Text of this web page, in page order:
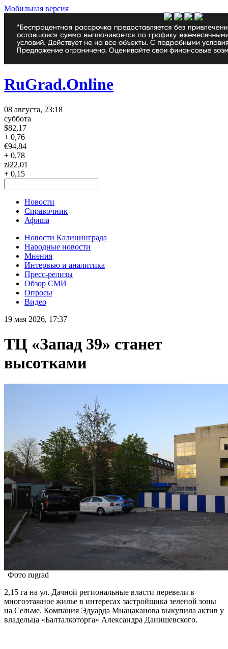
Мобильная версия
RuGrad.Online
08 августа, 23:18
суббота
$82,17
+ 0,76
€94,84
+ 0,78
zł22,01
+ 0,15
Новости
Справочник
Афиша
Новости Калининграда
Народные новости
Мнения
Интервью и аналитика
Пресс-релизы
Обзор СМИ
Опросы
Видео
19 мая 2026, 17:37
ТЦ «Запад 39» станет
высотками
Фото rugrad
2,15 га на ул. Дачной региональные власти перевели в
многоэтажное жилье в интересах застройщика зеленой зоны
на Сельме. Компания Эдуарда Мнацаканова выкупила актив у
владельца «Балталкоторга» Александра Данишевского.